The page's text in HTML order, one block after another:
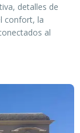
detalles de
confort, la
al
dormitorio en
y playroom o